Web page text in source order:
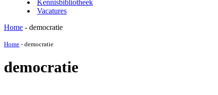
Kennisbibliotheek
Vacatures
Home - democratie
Home - democratie
democratie